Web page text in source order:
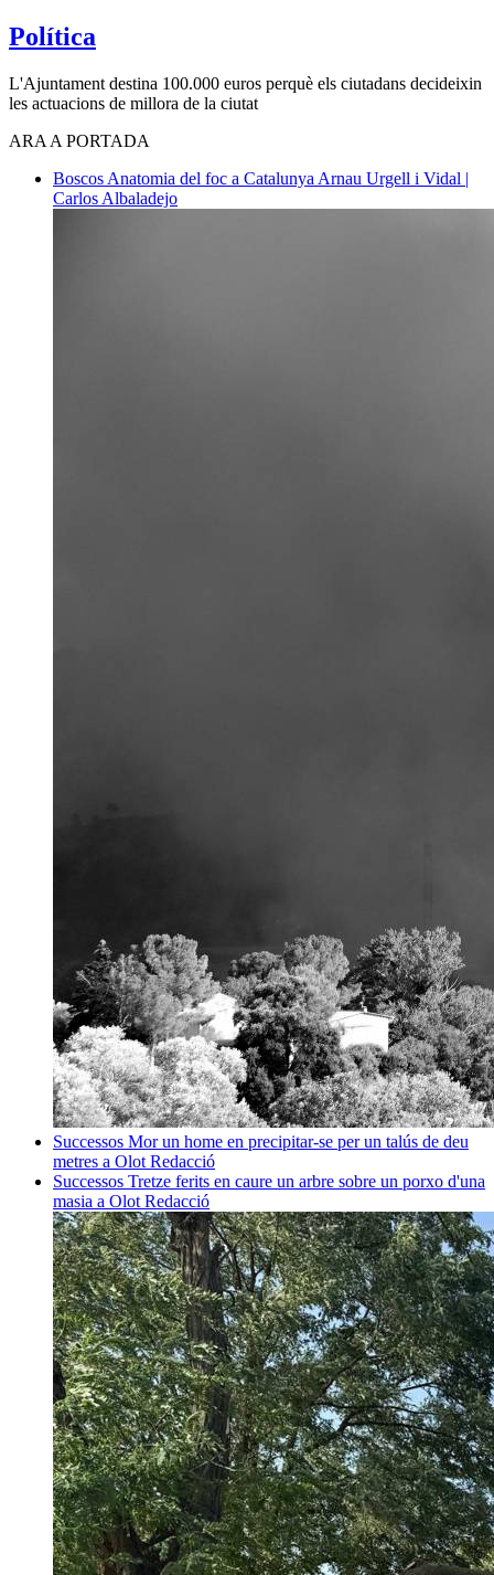
Política
L'Ajuntament destina 100.000 euros perquè els ciutadans decideixin
les actuacions de millora de la ciutat
ARA A PORTADA
Boscos Anatomia del foc a Catalunya Arnau Urgell i Vidal |
Carlos Albaladejo
Successos Mor un home en precipitar-se per un talús de deu
metres a Olot Redacció
Successos Tretze ferits en caure un arbre sobre un porxo d'una
masia a Olot Redacció